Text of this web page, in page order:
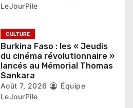
LeJourPile
CULTURE
Burkina Faso : les « Jeudis
du cinéma révolutionnaire »
lancés au Mémorial Thomas
Sankara
Août 7, 2026
Équipe
LeJourPile